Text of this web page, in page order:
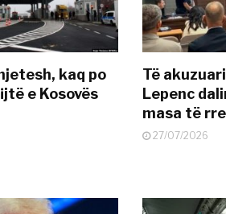
kaq po
e Kosovës
Të
Lepenc
masa të
27/07/2026